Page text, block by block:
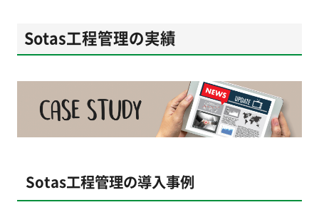
Sotas工程管理の実績
Sotas工程管理の導入事例